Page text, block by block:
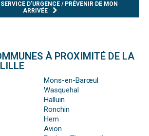
D’URGENCE / PRÉVENIR DE MON
ARRIVÉE
À PROXIMITÉ DE LA
Mons-en-Barœul
Wasquehal
Halluin
Ronchin
Hem
Avion